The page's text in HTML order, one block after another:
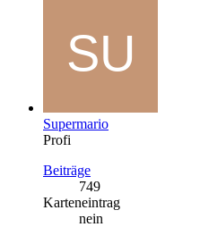
Supermario
Profi
Beiträge
749
Karteneintrag
nein